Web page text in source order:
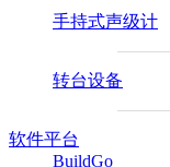
手持式声级计
转台设备
软件平台
BuildGo